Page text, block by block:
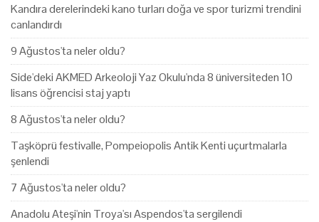
Kandıra derelerindeki kano turları doğa ve spor turizmi trendini
canlandırdı
9 Ağustos'ta neler oldu?
Side'deki AKMED Arkeoloji Yaz Okulu'nda 8 üniversiteden 10
lisans öğrencisi staj yaptı
8 Ağustos'ta neler oldu?
Taşköprü festivalle, Pompeiopolis Antik Kenti uçurtmalarla
şenlendi
7 Ağustos'ta neler oldu?
Anadolu Ateşi'nin Troya'sı Aspendos'ta sergilendi